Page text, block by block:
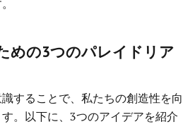
めの3つのパレイドリア
することで、私たちの創造性を向
。以下に、3つのアイデアを紹介